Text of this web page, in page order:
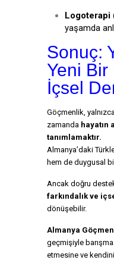
Logoterapi
yaşamda
Sonuç:
Yeni
İçsel
Göçmenlik,
zamanda hayatın
tanımlamaktır.
Almanya’daki
hem de duygusal
Ancak doğru
farkındalık ve
dönüşebilir.
Almanya
geçmişiyle
etmesine ve